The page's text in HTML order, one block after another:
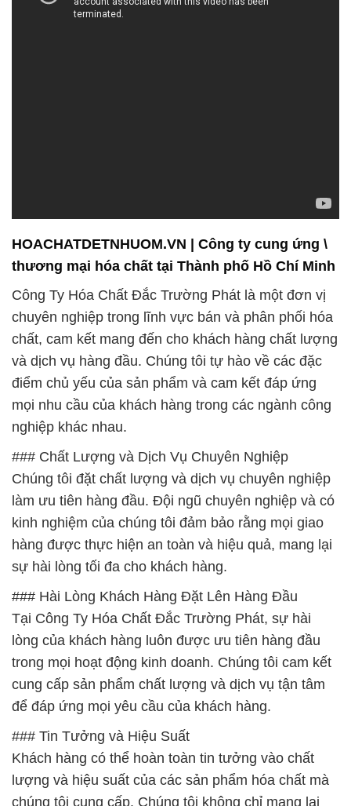
HOACHATDETNHUOM.VN | Công ty cung ứng \
thương mại hóa chất tại Thành phố Hồ Chí Minh
Công Ty Hóa Chất Đắc Trường Phát là một đơn vị
chuyên nghiệp trong lĩnh vực bán và phân phối hóa
chất, cam kết mang đến cho khách hàng chất lượng
và dịch vụ hàng đầu. Chúng tôi tự hào về các đặc
điểm chủ yếu của sản phẩm và cam kết đáp ứng
mọi nhu cầu của khách hàng trong các ngành công
nghiệp khác nhau.
### Chất Lượng và Dịch Vụ Chuyên Nghiệp
Chúng tôi đặt chất lượng và dịch vụ chuyên nghiệp
làm ưu tiên hàng đầu. Đội ngũ chuyên nghiệp và có
kinh nghiệm của chúng tôi đảm bảo rằng mọi giao
hàng được thực hiện an toàn và hiệu quả, mang lại
sự hài lòng tối đa cho khách hàng.
### Hài Lòng Khách Hàng Đặt Lên Hàng Đầu
Tại Công Ty Hóa Chất Đắc Trường Phát, sự hài
lòng của khách hàng luôn được ưu tiên hàng đầu
trong mọi hoạt động kinh doanh. Chúng tôi cam kết
cung cấp sản phẩm chất lượng và dịch vụ tận tâm
để đáp ứng mọi yêu cầu của khách hàng.
### Tin Tưởng và Hiệu Suất
Khách hàng có thể hoàn toàn tin tưởng vào chất
lượng và hiệu suất của các sản phẩm hóa chất mà
chúng tôi cung cấp. Chúng tôi không chỉ mang lại